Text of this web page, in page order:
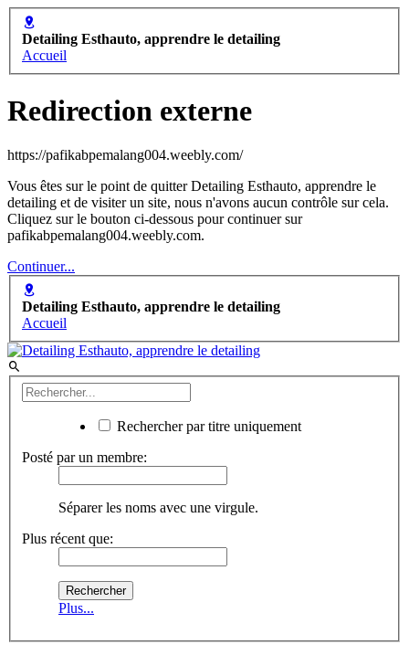
Detailing Esthauto, apprendre le detailing
Accueil
Redirection externe
https://pafikabpemalang004.weebly.com/
Vous êtes sur le point de quitter Detailing Esthauto, apprendre le
detailing et de visiter un site, nous n'avons aucun contrôle sur cela.
Cliquez sur le bouton ci-dessous pour continuer sur
pafikabpemalang004.weebly.com.
Continuer...
Detailing Esthauto, apprendre le detailing
Accueil
Rechercher par titre uniquement
Posté par un membre:
Séparer les noms avec une virgule.
Plus récent que:
Plus...